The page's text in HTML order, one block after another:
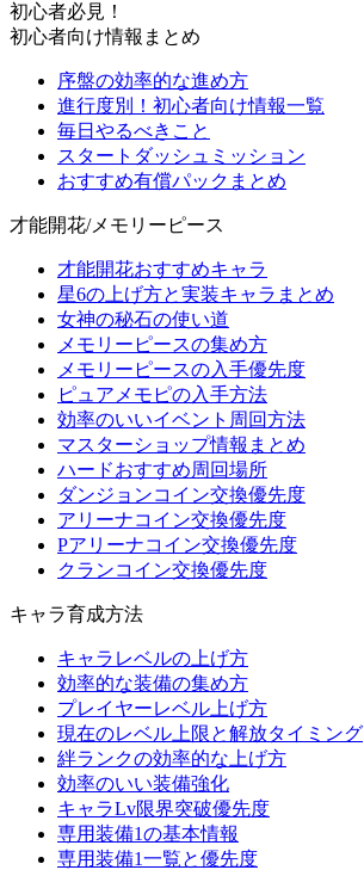
初心者必見！
初心者向け情報まとめ
序盤の効率的な進め方
進行度別！初心者向け情報一覧
毎日やるべきこと
スタートダッシュミッション
おすすめ有償パックまとめ
才能開花/メモリーピース
才能開花おすすめキャラ
星6の上げ方と実装キャラまとめ
女神の秘石の使い道
メモリーピースの集め方
メモリーピースの入手優先度
ピュアメモピの入手方法
効率のいいイベント周回方法
マスターショップ情報まとめ
ハードおすすめ周回場所
ダンジョンコイン交換優先度
アリーナコイン交換優先度
Pアリーナコイン交換優先度
クランコイン交換優先度
キャラ育成方法
キャラレベルの上げ方
効率的な装備の集め方
プレイヤーレベル上げ方
現在のレベル上限と解放タイミング
絆ランクの効率的な上げ方
効率のいい装備強化
キャラLv限界突破優先度
専用装備1の基本情報
専用装備1一覧と優先度